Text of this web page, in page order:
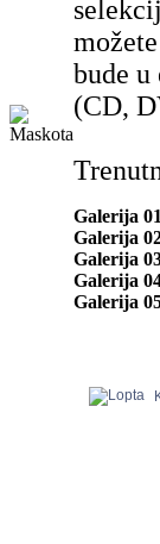
bude
(CD,
Galerija
Galerija
Galerija
Galerija
Galerija